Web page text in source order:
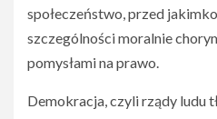
społeczeństwo, przed
szczególności moralnie
pomysłami na prawo.
Demokracja, czyli rządy ludu